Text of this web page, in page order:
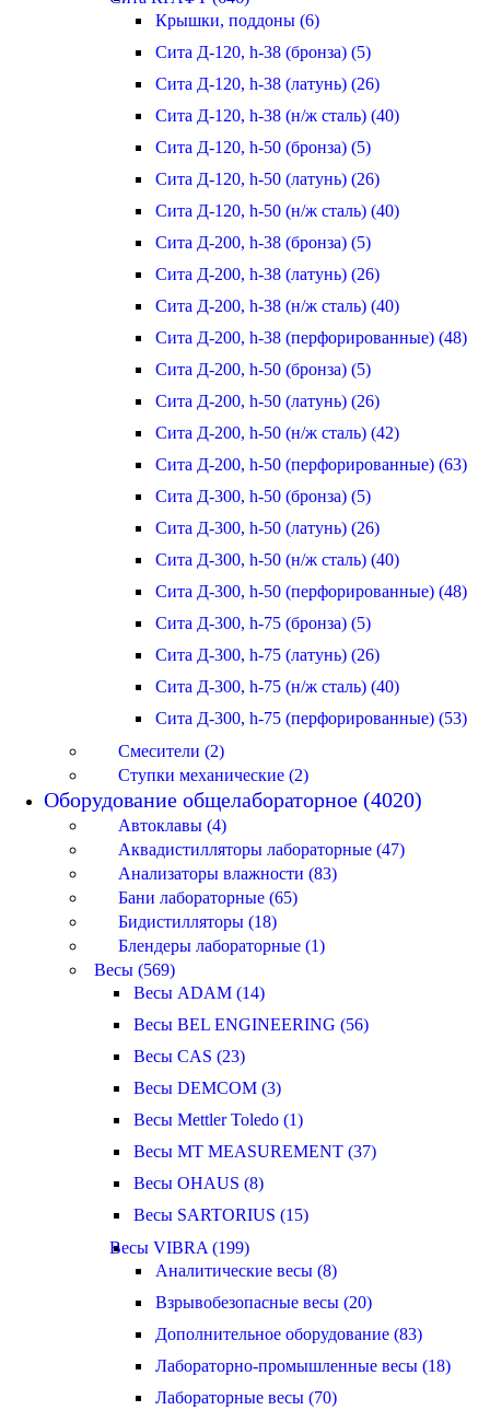
Крышки, поддоны (6)
Сита Д-120, h-38 (бронза) (5)
Сита Д-120, h-38 (латунь) (26)
Сита Д-120, h-38 (н/ж сталь) (40)
Сита Д-120, h-50 (бронза) (5)
Сита Д-120, h-50 (латунь) (26)
Сита Д-120, h-50 (н/ж сталь) (40)
Сита Д-200, h-38 (бронза) (5)
Сита Д-200, h-38 (латунь) (26)
Сита Д-200, h-38 (н/ж сталь) (40)
Сита Д-200, h-38 (перфорированные) (48)
Сита Д-200, h-50 (бронза) (5)
Сита Д-200, h-50 (латунь) (26)
Сита Д-200, h-50 (н/ж сталь) (42)
Сита Д-200, h-50 (перфорированные) (63)
Сита Д-300, h-50 (бронза) (5)
Сита Д-300, h-50 (латунь) (26)
Сита Д-300, h-50 (н/ж сталь) (40)
Сита Д-300, h-50 (перфорированные) (48)
Сита Д-300, h-75 (бронза) (5)
Сита Д-300, h-75 (латунь) (26)
Сита Д-300, h-75 (н/ж сталь) (40)
Сита Д-300, h-75 (перфорированные) (53)
Смесители (2)
Ступки механические (2)
Оборудование общелабораторное (4020)
Автоклавы (4)
Аквадистилляторы лабораторные (47)
Анализаторы влажности (83)
Бани лабораторные (65)
Бидистилляторы (18)
Блендеры лабораторные (1)
Весы (569)
Весы ADAM (14)
Весы BEL ENGINEERING (56)
Весы CAS (23)
Весы DEMCOM (3)
Весы Mettler Toledo (1)
Весы MT MEASUREMENT (37)
Весы OHAUS (8)
Весы SARTORIUS (15)
Весы VIBRA (199)
Аналитические весы (8)
Взрывобезопасные весы (20)
Дополнительное оборудование (83)
Лабораторно-промышленные весы (18)
Лабораторные весы (70)